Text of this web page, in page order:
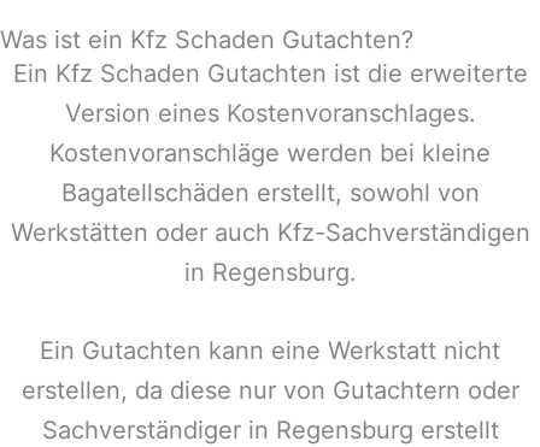
Was ist ein Kfz Schaden Gutachten?
Ein Kfz Schaden Gutachten ist die erweiterte
Version eines Kostenvoranschlages.
Kostenvoranschläge werden bei kleine
Bagatellschäden erstellt, sowohl von
Werkstätten oder auch Kfz-Sachverständigen
in Regensburg.
Ein Gutachten kann eine Werkstatt nicht
erstellen, da diese nur von Gutachtern oder
Sachverständiger in Regensburg erstellt